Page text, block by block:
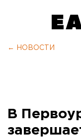
← НОВОСТИ
В